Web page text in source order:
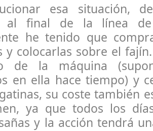
esa situación,
al final de la línea de
he tenido que
y colocarlas sobre el
de la máquina
en ella hace tiempo) y
su coste también
ya que todos los
y la acción tendrá